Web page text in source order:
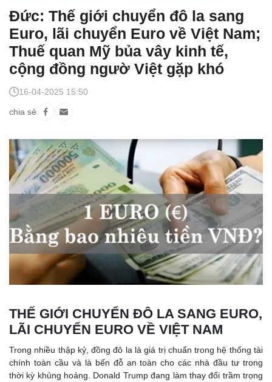
Đức: Thế giới chuyển đô la sang
Euro, lãi chuyển Euro về Việt Nam;
Thuế quan Mỹ bủa vây kinh tế,
cộng đồng ngườ Việt gặp khó
chia sẻ
16-04-2025 15:50
THẾ GIỚI CHUYỂN ĐÔ LA SANG EURO,
LÃI CHUYỂN EURO VỀ VIỆT NAM
Trong nhiều thập kỷ, đồng đô la là giá trị chuẩn trong hệ thống tài
chính toàn cầu và là bến đỗ an toàn cho các nhà đầu tư trong
thời kỳ khủng hoảng. Donald Trump đang làm thay đổi trầm trọng